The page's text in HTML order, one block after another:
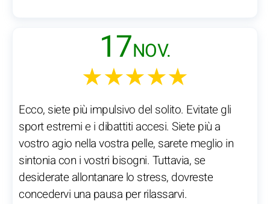
17NOV.
★★★★★
Ecco, siete più impulsivo del solito. Evitate gli
sport estremi e i dibattiti accesi. Siete più a
vostro agio nella vostra pelle, sarete meglio in
sintonia con i vostri bisogni. Tuttavia, se
desiderate allontanare lo stress, dovreste
concedervi una pausa per rilassarvi.